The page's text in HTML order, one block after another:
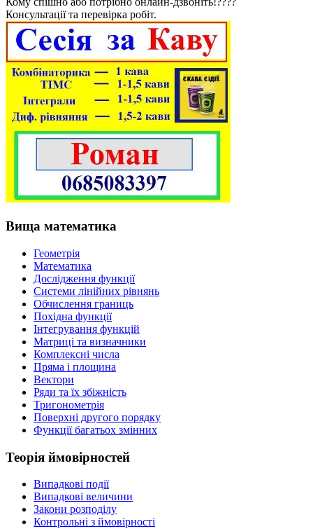
Консультації та перевірка робіт.
Вища математика
Геометрія
Математика
Дослідження функції
Системи лінійних рівнянь
Обчислення границь
Похідна функції
Інтегрування функцій
Матриці та визначники
Комплексні числа
Пряма і площина
Вектори
Ряди та їх збіжність
Тригонометрія
Поверхні другого порядку
Функції багатьох змінних
Теорія ймовірностей
Випадкові події
Випадкові величини
Закони розподілу
Контрольні з ймовірності